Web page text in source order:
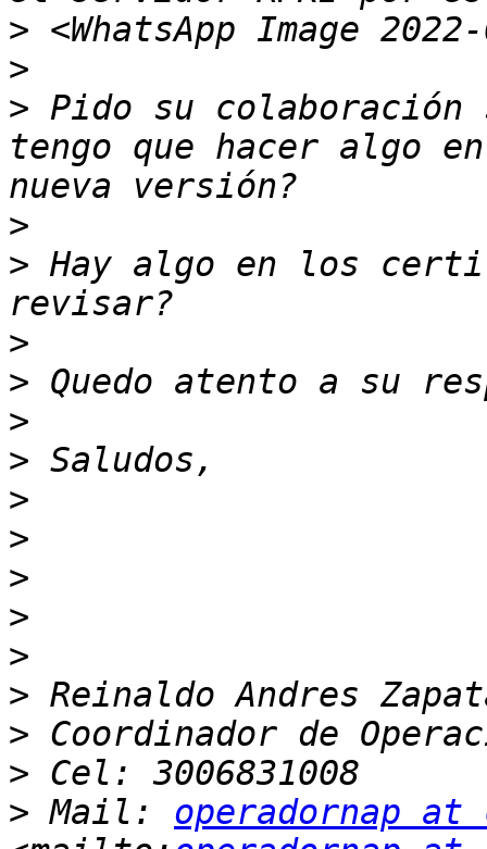
>
>
> Pido su
tengo que hacer algo
>
> Hay algo en los
>
>
>
>
>
>
>
>
>
>
>
>
> Mail: operadornap